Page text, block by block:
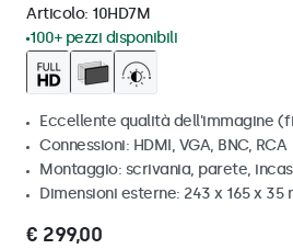
Articolo: 10HD7M
100+ pezzi disponibili
Eccellente qualità dell'immagine
Connessioni: HDMI, VGA, BNC, RCA
Montaggio: scrivania, parete,
Dimensioni esterne: 243 x 165 x 35
€ 299,00